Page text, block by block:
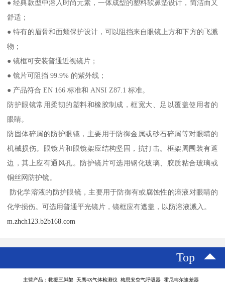
● 经典款型中溶入时尚元素，一体成型的塑料软鼻垫设计，简洁而又
舒适；
● 特有的眉骨和面颊保护设计，可以阻挡来自眼镜上方和下方的飞溅
物；
● 镜框可安装普通近视镜片；
● 镜片可阻挡 99.9% 的紫外线；
● 产品符合 EN 166 标准和 ANSI Z87.1 标准。
防护眼镜常用柔韧的塑料和橡胶制成，框宽大、足以覆盖使用者的
眼睛。
防固体碎屑的防护眼镜，主要用于防御金属或砂石碎屑等对眼睛的
机械损伤。眼镜片和眼镜架应结构坚固，抗打击。框架周围装有遮
边，其上应有通风孔。防护镜片可选用钢化玻璃、胶质粘合玻璃或
铜丝网防护镜。
防化学溶液的防护眼镜，主要用于防御有或腐蚀性的溶液对眼睛的
化学损伤。可选用普通平光镜片，镜框应有遮盖，以防溶液溅入。
m.zhch123.b2b168.com
Top
主营产品：救援三脚架 天鹰4X气体检测仪 梅思安空气呼吸器 霍尼韦尔速差器